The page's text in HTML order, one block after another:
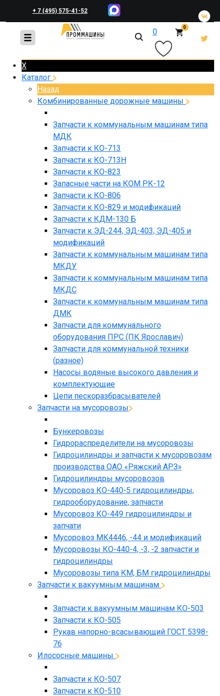
+ 7 (495) 575-41-52
+ 7 (495) 648-45-83 0 0
X
Каталог
Назад
Комбинированные дорожные машины
Запчасти к коммунальным машинам типа
МДК
Запчасти к КО-713
Запчасти к КО-713Н
Запчасти к КО-823
Запасные части на КОМ РК-12
Запчасти к КО-806
Запчасти к КО-829 и модификаций
Запчасти к КДМ-130 Б
Запчасти к ЭД-244, ЭД-403, ЭД-405 и
модификаций
Запчасти к коммунальным машинам типа
МКДУ
Запчасти к коммунальным машинам типа
МКДС
Запчасти к коммунальным машинам типа
ДМК
Запчасти для коммунального
оборудования ПРС (ПК Ярославич)
Запчасти для коммунальной техники
(разное)
Насосы водяные высокого давления и
комплектующие
Цепи пескоразбрасывателей
Запчасти на мусоровозы
Бункеровозы
Гидрораспределители на мусоровозы
Гидроцилиндры и запчасти к мусоровозам
производства ОАО «Ряжский АРЗ»
Гидроцилиндры мусоровозов
Мусоровоз КО-440-5 гидроцилиндры,
гидрооборудование, запчасти
Мусоровоз КО-449 гидроцилиндры и
запчати
Мусоровоз МК4446, -44 и модификаций
Мусоровозы КО-440-4, -3, -2 запчасти и
гидроцилиндры
Мусоровозы типа КМ, БМ гидроцилиндры
Запчасти к вакуумным машинам
Запчасти к вакуумным машинам КО-503
Запчасти к КО-505
Рукав напорно-всасывающий ГОСТ 5398-
76
Илососные машины
Запчасти к КО-507
Запчасти к КО-510